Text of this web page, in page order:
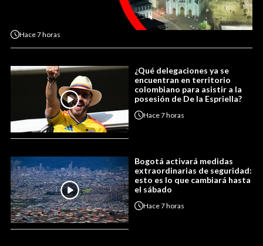
Hace7 horas
¿Qué delegaciones ya se
encuentran en territorio
colombiano para asistir a la
posesión de De la Espriella?
Hace7 horas
Bogotá activará medidas
extraordinarias de seguridad:
esto es lo que cambiará hasta
el sábado
Hace7 horas